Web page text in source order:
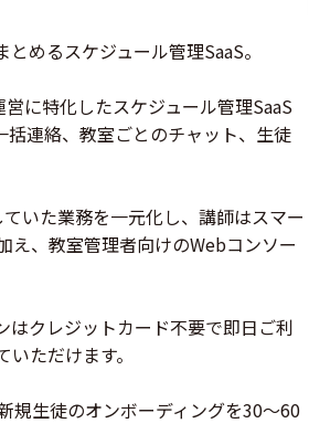
めるスケジュール管理SaaS。
に特化したスケジュール管理SaaS
連絡、教室ごとのチャット、生徒
いた業務を一元化し、講師はスマー
え、教室管理者向けのWebコンソー
はクレジットカード不要で即日ご利
ただけます。
規生徒のオンボーディングを30〜60